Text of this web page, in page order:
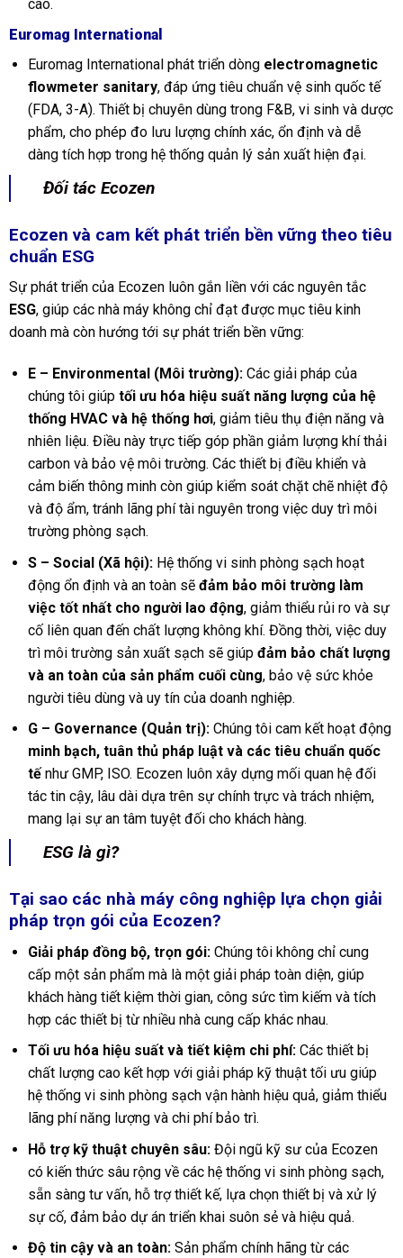
cao.
Euromag International
Euromag International phát triển dòng electromagnetic
flowmeter sanitary, đáp ứng tiêu chuẩn vệ sinh quốc tế
(FDA, 3-A). Thiết bị chuyên dùng trong F&B, vi sinh và dược
phẩm, cho phép đo lưu lượng chính xác, ổn định và dễ
dàng tích hợp trong hệ thống quản lý sản xuất hiện đại.
Đối tác Ecozen
Ecozen và cam kết phát triển bền vững theo tiêu
chuẩn ESG
Sự phát triển của Ecozen luôn gắn liền với các nguyên tắc
ESG, giúp các nhà máy không chỉ đạt được mục tiêu kinh
doanh mà còn hướng tới sự phát triển bền vững:
E – Environmental (Môi trường):Các giải pháp của
chúng tôi giúp tối ưu hóa hiệu suất năng lượng của hệ
thống HVAC và hệ thống hơi, giảm tiêu thụ điện năng và
nhiên liệu. Điều này trực tiếp góp phần giảm lượng khí thải
carbon và bảo vệ môi trường. Các thiết bị điều khiển và
cảm biến thông minh còn giúp kiểm soát chặt chẽ nhiệt độ
và độ ẩm, tránh lãng phí tài nguyên trong việc duy trì môi
trường phòng sạch.
S – Social (Xã hội):Hệ thống vi sinh phòng sạch hoạt
động ổn định và an toàn sẽ đảm bảo môi trường làm
việc tốt nhất cho người lao động, giảm thiểu rủi ro và sự
cố liên quan đến chất lượng không khí. Đồng thời, việc duy
trì môi trường sản xuất sạch sẽ giúp đảm bảo chất lượng
và an toàn của sản phẩm cuối cùng, bảo vệ sức khỏe
người tiêu dùng và uy tín của doanh nghiệp.
G – Governance (Quản trị):Chúng tôi cam kết hoạt động
minh bạch, tuân thủ pháp luật và các tiêu chuẩn quốc
tếnhư GMP, ISO. Ecozen luôn xây dựng mối quan hệ đối
tác tin cậy, lâu dài dựa trên sự chính trực và trách nhiệm,
mang lại sự an tâm tuyệt đối cho khách hàng.
ESG là gì?
Tại sao các nhà máy công nghiệp lựa chọn giải
pháp trọn gói của Ecozen?
Giải pháp đồng bộ, trọn gói:Chúng tôi không chỉ cung
cấp một sản phẩm mà là một giải pháp toàn diện, giúp
khách hàng tiết kiệm thời gian, công sức tìm kiếm và tích
hợp các thiết bị từ nhiều nhà cung cấp khác nhau.
Tối ưu hóa hiệu suất và tiết kiệm chi phí:Các thiết bị
chất lượng cao kết hợp với giải pháp kỹ thuật tối ưu giúp
hệ thống vi sinh phòng sạch vận hành hiệu quả, giảm thiểu
lãng phí năng lượng và chi phí bảo trì.
Hỗ trợ kỹ thuật chuyên sâu:Đội ngũ kỹ sư của Ecozen
có kiến thức sâu rộng về các hệ thống vi sinh phòng sạch,
sẵn sàng tư vấn, hỗ trợ thiết kế, lựa chọn thiết bị và xử lý
sự cố, đảm bảo dự án triển khai suôn sẻ và hiệu quả.
Độ tin cậy và an toàn:Sản phẩm chính hãng từ các